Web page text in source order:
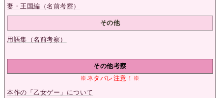
妻・王国編（名前考察）
その他
用語集（名前考察）
その他考察
※ネタバレ注意！※
本作の「乙女ゲー」について